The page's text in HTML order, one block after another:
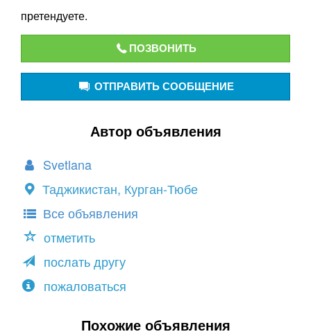
претендуете.
ПОЗВОНИТЬ
ОТПРАВИТЬ СООБЩЕНИЕ
Автор объявления
Svetlana
Таджикистан, Курган-Тюбе
Все объявления
отметить
послать другу
пожаловаться
Похожие объявления